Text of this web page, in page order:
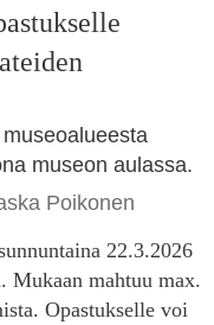
Poikonen
22.3.2026
Mukaan mahtuu max.
Opastukselle voi